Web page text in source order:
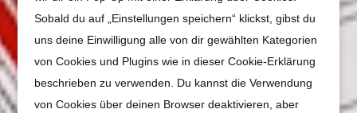
Sobald du auf „Einstellungen speichern“ klickst, gibst du
uns deine Einwilligung alle von dir gewählten Kategorien
von Cookies und Plugins wie in dieser Cookie-Erklärung
beschrieben zu verwenden. Du kannst die Verwendung
von Cookies über deinen Browser deaktivieren, aber